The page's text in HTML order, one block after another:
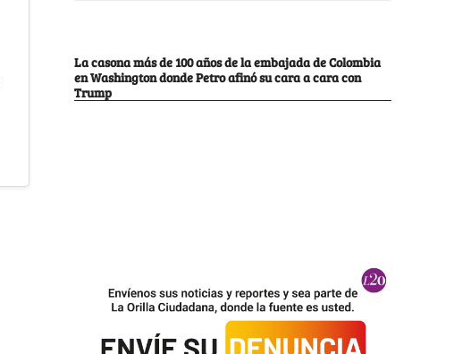
La casona más de 100 años de la embajada de Colombia
en Washington donde Petro afinó su cara a cara con
Trump